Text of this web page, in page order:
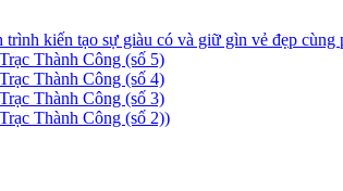
kiến tạo sự giàu có và giữ gìn vẻ đẹp cùng
Thành Công (số 5)
Thành Công (số 4)
Thành Công (số 3)
Thành Công (số 2))